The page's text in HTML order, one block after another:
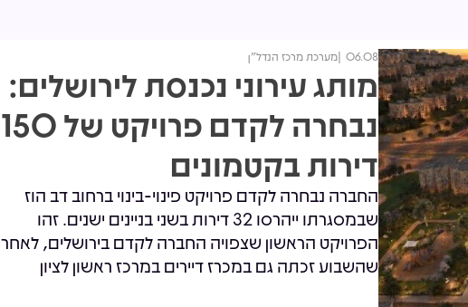
06.08 מערכת מרכז הנדל"ן
מותג עירוני נכנסת לירושלים:
נבחרה לקדם פרויקט של 150
דירות בקטמונים
החברה נבחרה לקדם פרויקט פינוי-בינוי ברחוב דב הוז
שבמסגרתו ייהרסו 32 דירות בשני בניינים ישנים. זהו
הפרויקט הראשון שצפויה החברה לקדם בירושלים, לאחר
שהשבוע זכתה גם במכרז דיירים במרכז ראשון לציון